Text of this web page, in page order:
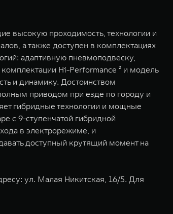
высокую проходимость, технологии и
а также доступен в комплектациях
адаптивную пневмоподвеску,
Hi-Performance ² и модель
и динамику. Достоинством
приводом при езде по городу и
гибридные технологии и мощные
с 9-ступенчатой гибридной
в электрорежиме, и
доступный крутящий момент на
ул. Малая Никитская, 16/5. Для